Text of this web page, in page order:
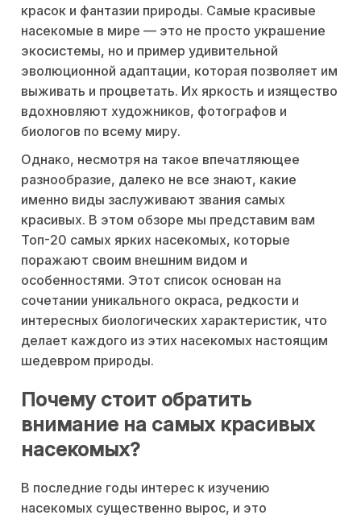
красок и фантазии природы. Самые красивые
насекомые в мире — это не просто украшение
экосистемы, но и пример удивительной
эволюционной адаптации, которая позволяет им
выживать и процветать. Их яркость и изящество
вдохновляют художников, фотографов и
биологов по всему миру.
Однако, несмотря на такое впечатляющее
разнообразие, далеко не все знают, какие
именно виды заслуживают звания самых
красивых. В этом обзоре мы представим вам
Топ-20 самых ярких насекомых, которые
поражают своим внешним видом и
особенностями. Этот список основан на
сочетании уникального окраса, редкости и
интересных биологических характеристик, что
делает каждого из этих насекомых настоящим
шедевром природы.
Почему стоит обратить
внимание на самых красивых
насекомых?
В последние годы интерес к изучению
насекомых существенно вырос, и это